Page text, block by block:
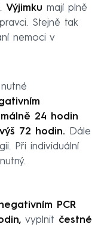
Výjimku mají plně
Stejně tak
nemoci v
24 hodin
72 hodin. Dále
Při individuální
PCR
vyplnit čestné